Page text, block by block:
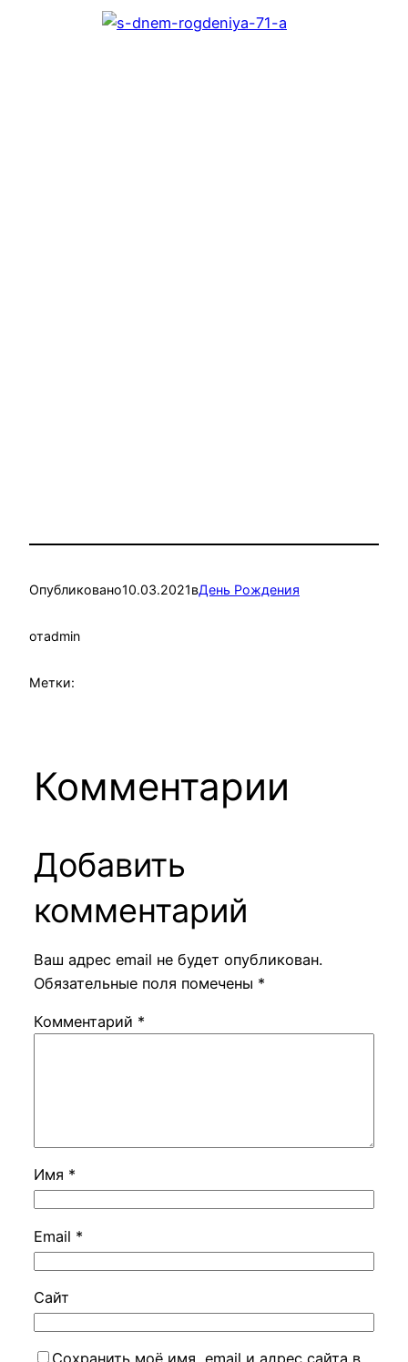
Опубликовано10.03.2021вДень Рождения
отadmin
Метки:
Комментарии
Добавить
комментарий
Ваш адрес email не будет опубликован.
Обязательные поля помечены *
Комментарий *
Имя *
Email *
Сайт